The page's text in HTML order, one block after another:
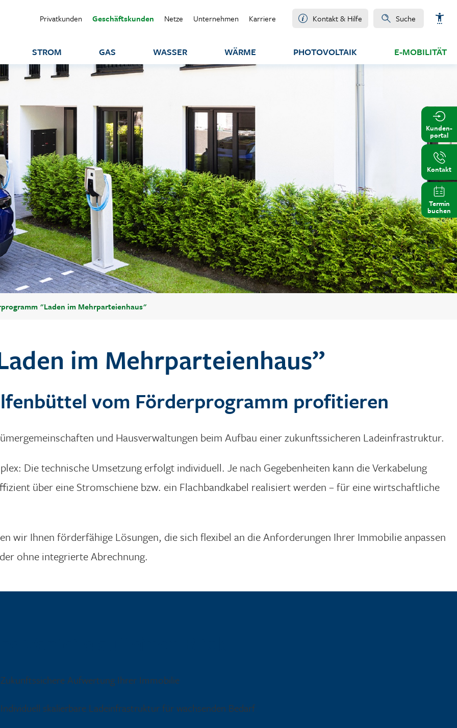
Privatkunden Geschäftskunden Netze Unternehmen Karriere Kontakt & Hilfe Suche
STROM GAS WASSER WÄRME PHOTOVOLTAIK E-MOBILITÄT
Kunden-
portal
Kontakt
Termin
buchen
"Laden im Mehrparteienhaus"
im Mehrparteienhaus”
vom Förderprogramm profitieren
und Hausverwaltungen beim Aufbau einer zukunftssicheren Ladeinfrastruktur.
Die technische Umsetzung erfolgt individuell. Je nach Gegebenheiten kann die Verkabelung
über eine Stromschiene bzw. ein Flachbandkabel realisiert werden – für eine wirtschaftliche
wir Ihnen förderfähige Lösungen, die sich flexibel an die Anforderungen Ihrer Immobilie anpassen
ohne integrierte Abrechnung.
Zukunftssichere Aufwertung Ihrer Immobilie
Individuell skalierbare Ladeinfrastruktur für wachsenden Bedarf
Wortabstand vergrößern
Wortabstand verkleinern
Zeilenabstand vergrößern
Zeilenabstand verkleinern
Graustufen
Großer Mauszeiger
Animationen ausschalten